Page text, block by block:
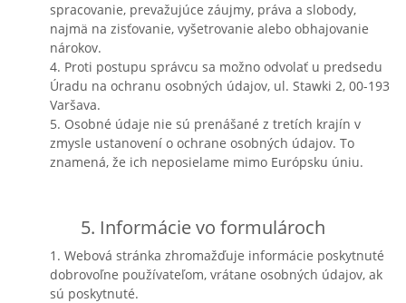
spracovanie, prevažujúce záujmy, práva a slobody,
najmä na zisťovanie, vyšetrovanie alebo obhajovanie
nárokov.
4. Proti postupu správcu sa možno odvolať u predsedu
Úradu na ochranu osobných údajov, ul. Stawki 2, 00-193
Varšava.
5. Osobné údaje nie sú prenášané z tretích krajín v
zmysle ustanovení o ochrane osobných údajov. To
znamená, že ich neposielame mimo Európsku úniu.
5. Informácie vo formulároch
1. Webová stránka zhromažďuje informácie poskytnuté
dobrovoľne používateľom, vrátane osobných údajov, ak
sú poskytnuté.